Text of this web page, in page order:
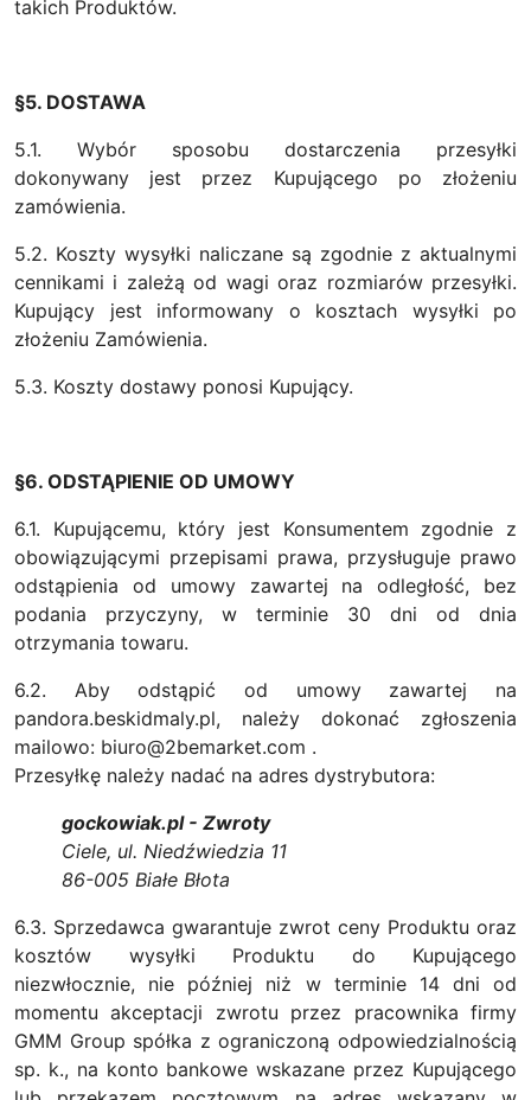
takich Produktów.
§5. DOSTAWA
5.1. Wybór sposobu dostarczenia przesyłki
dokonywany jest przez Kupującego po złożeniu
zamówienia.
5.2. Koszty wysyłki naliczane są zgodnie z aktualnymi
cennikami i zależą od wagi oraz rozmiarów przesyłki.
Kupujący jest informowany o kosztach wysyłki po
złożeniu Zamówienia.
5.3. Koszty dostawy ponosi Kupujący.
§6. ODSTĄPIENIE OD UMOWY
6.1. Kupującemu, który jest Konsumentem zgodnie z
obowiązującymi przepisami prawa, przysługuje prawo
odstąpienia od umowy zawartej na odległość, bez
podania przyczyny, w terminie 30 dni od dnia
otrzymania towaru.
6.2. Aby odstąpić od umowy zawartej na
pandora.beskidmaly.pl, należy dokonać zgłoszenia
mailowo: biuro@2bemarket.com .
Przesyłkę należy nadać na adres dystrybutora:
gockowiak.pl - Zwroty
Ciele, ul. Niedźwiedzia 11
86-005 Białe Błota
6.3. Sprzedawca gwarantuje zwrot ceny Produktu oraz
kosztów wysyłki Produktu do Kupującego
niezwłocznie, nie później niż w terminie 14 dni od
momentu akceptacji zwrotu przez pracownika firmy
GMM Group spółka z ograniczoną odpowiedzialnością
sp. k., na konto bankowe wskazane przez Kupującego